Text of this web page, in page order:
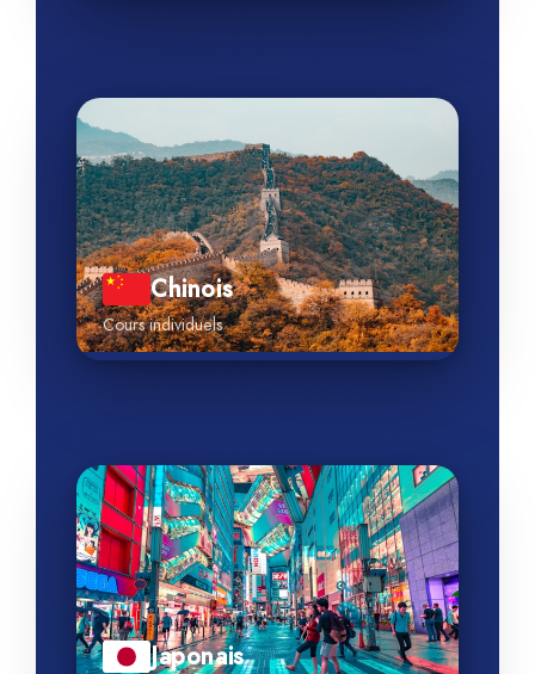
Chinois
Cours individuels
Japonais